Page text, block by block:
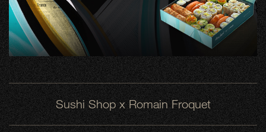
Sushi Shop x Romain Froquet